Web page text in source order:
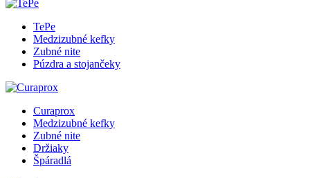
TePe
Medzizubné kefky
Zubné nite
Púzdra a stojančeky
Curaprox
Medzizubné kefky
Zubné nite
Držiaky
Špáradlá